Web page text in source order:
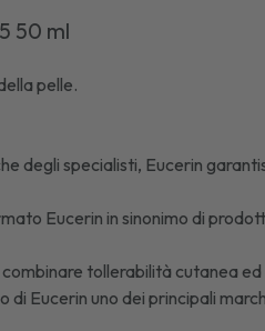
50 ml
pelle.
degli specialisti, Eucerin
Eucerin in sinonimo di
tollerabilità cutanea
Eucerin uno dei principali